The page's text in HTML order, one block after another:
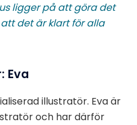
ligger på att göra det
det är klart för alla
Eva
illustratör. Eva är
och har därför